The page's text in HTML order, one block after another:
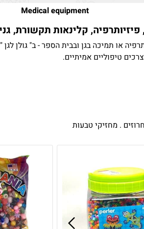
Medical equipment
פיזיותרפיה, קלינאות תקשורת,
או תמיכה בגן ובבית הספר - ב" גולן
טיפוליים אמיתיים.
חרוזים . מחזיקי טבעות